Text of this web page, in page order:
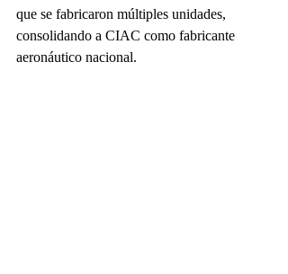
que se fabricaron múltiples unidades,
consolidando a CIAC como fabricante
aeronáutico nacional.